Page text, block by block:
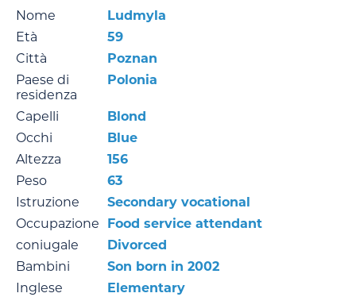
Nome
Ludmyla
Età
59
Città
Poznan
Paese di
residenza
Polonia
Capelli
Blond
Occhi
Blue
Altezza
156
Peso
63
Istruzione
Secondary vocational
Occupazione
Food service attendant
coniugale
Divorced
Bambini
Son born in 2002
Inglese
Elementary